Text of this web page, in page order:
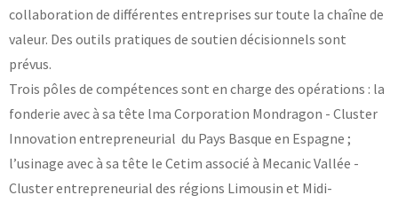
collaboration de différentes entreprises sur toute la chaîne de
valeur. Des outils pratiques de soutien décisionnels sont
prévus.
Trois pôles de compétences sont en charge des opérations : la
fonderie avec à sa tête lma Corporation Mondragon - Cluster
Innovation entrepreneurial du Pays Basque en Espagne ;
l’usinage avec à sa tête le Cetim associé à Mecanic Vallée -
Cluster entrepreneurial des régions Limousin et Midi-